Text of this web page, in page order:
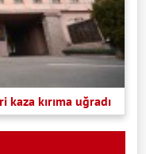
kırıma uğradı